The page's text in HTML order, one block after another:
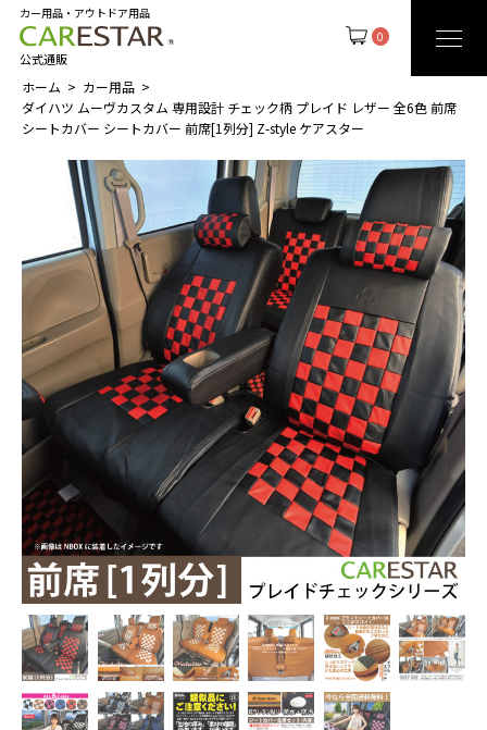
0
カー用品・アウトドア用品
公式通販
ホーム
カー用品
ダイハツ ムーヴカスタム 専用設計 チェック柄 プレイド レザー 全6色 前席
シートカバー シートカバー 前席[1列分] Z-style ケアスター